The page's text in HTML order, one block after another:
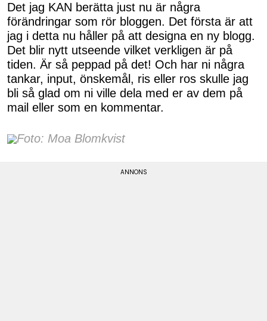
Det jag KAN berätta just nu är några
förändringar som rör bloggen. Det första är att
jag i detta nu håller på att designa en ny blogg.
Det blir nytt utseende vilket verkligen är på
tiden. Är så peppad på det! Och har ni några
tankar, input, önskemål, ris eller ros skulle jag
bli så glad om ni ville dela med er av dem på
mail eller som en kommentar.
Foto: Moa Blomkvist